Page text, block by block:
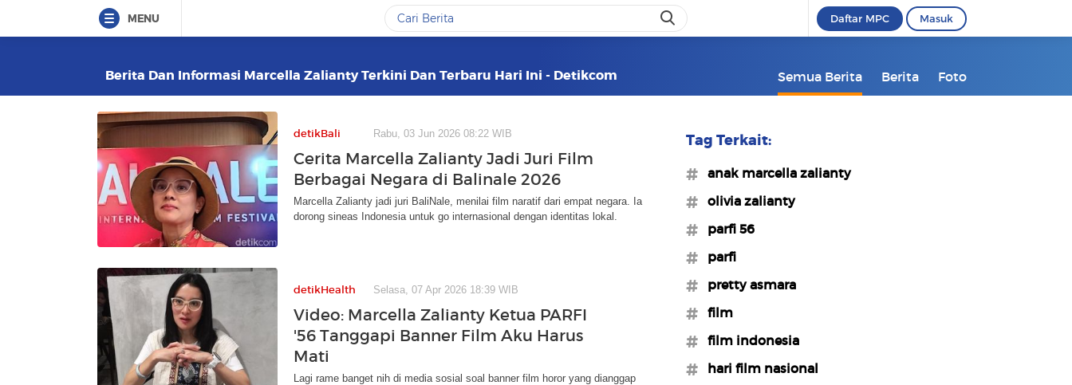
MENU Daftar MPC Masuk
Berita Dan Informasi Marcella Zalianty Terkini Dan Terbaru Hari Ini - Detikcom Semua Berita Berita Foto
detikBali Rabu, 03 Jun 2026 08:22 WIB
Cerita Marcella Zalianty Jadi Juri Film
Berbagai Negara di Balinale 2026
Marcella Zalianty jadi juri BaliNale, menilai film naratif dari empat negara. Ia
dorong sineas Indonesia untuk go internasional dengan identitas lokal.
detikHealth Selasa, 07 Apr 2026 18:39 WIB
Video: Marcella Zalianty Ketua PARFI
'56 Tanggapi Banner Film Aku Harus
Mati
Lagi rame banget nih di media sosial soal banner film horor yang dianggap
Tag Terkait:
#anak marcella zalianty
#olivia zalianty
#parfi 56
#parfi
#pretty asmara
#film
#film indonesia
#hari film nasional